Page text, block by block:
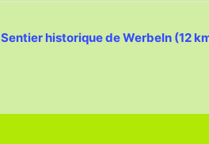
Sentier historique de Werbeln (12